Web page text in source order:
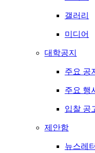
갤러리
미디어
대학공지
주요 공
주요 행
입찰 공
제안함
뉴스레